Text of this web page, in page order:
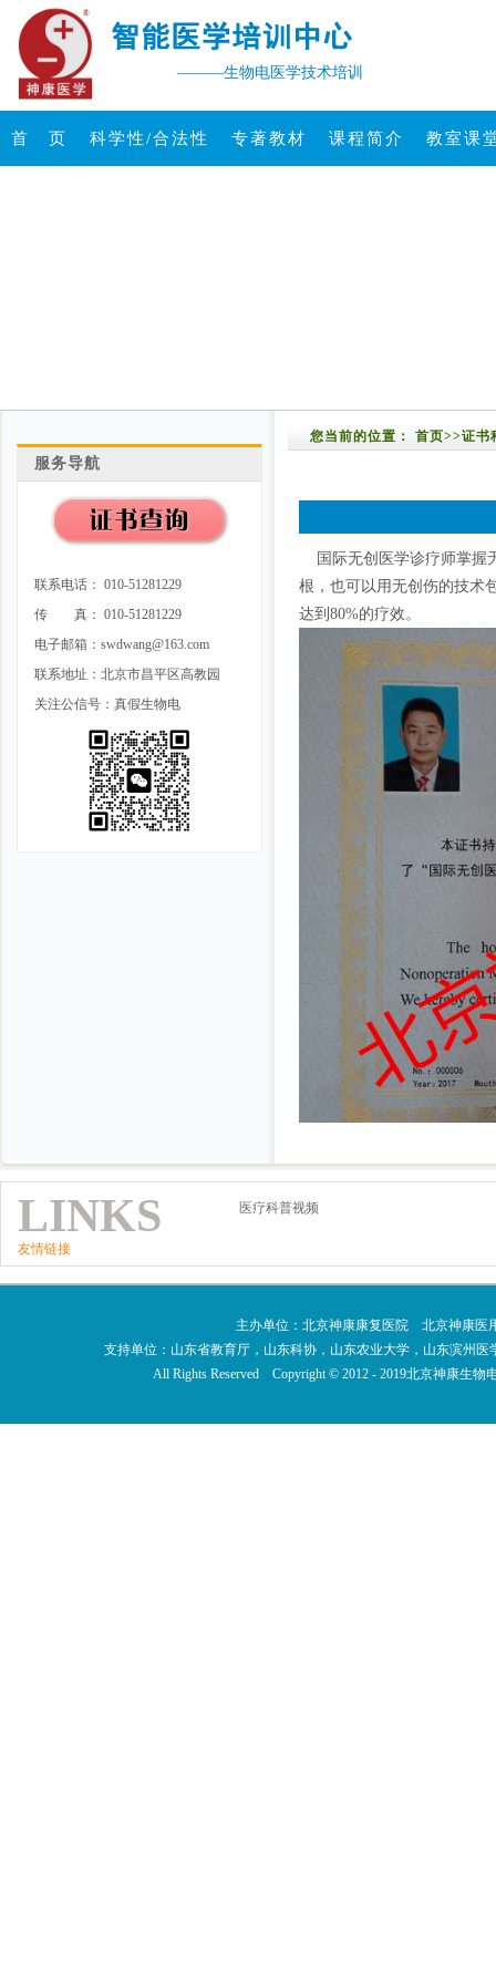
———生物电医学技术培训
首 页 科学性/合法性 专著教材 课程简介 教室课
服务导航
联系电话： 010-51281229
传 真： 010-51281229
电子邮箱：swdwang@163.com
联系地址：北京市昌平区高教园
关注公信号：真假生物电
您当前的位置： 首页>>证书
国际无创医学诊疗师掌握
根，也可以用无创伤的技术
达到80%的疗效。
LINKS
友情链接
医疗科普视频
主办单位：北京神康康复医院 北京神康
支持单位：山东省教育厅，山东科协，山东农业大学，山东滨州
All Rights Reserved Copyright © 2012 - 2019北京神康生